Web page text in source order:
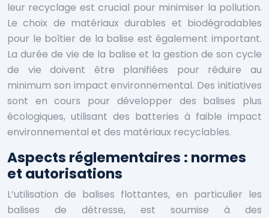
leur recyclage est crucial pour minimiser la pollution.
Le choix de matériaux durables et biodégradables
pour le boîtier de la balise est également important.
La durée de vie de la balise et la gestion de son cycle
de vie doivent être planifiées pour réduire au
minimum son impact environnemental. Des initiatives
sont en cours pour développer des balises plus
écologiques, utilisant des batteries à faible impact
environnemental et des matériaux recyclables.
Aspects réglementaires : normes
et autorisations
L’utilisation de balises flottantes, en particulier les
balises de détresse, est soumise à des